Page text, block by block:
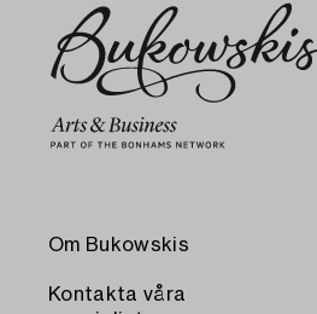
Om Bukowskis
Kontakta våra